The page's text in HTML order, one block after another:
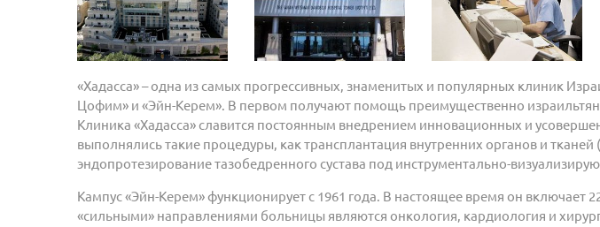
«Хадасса» – одна из самых прогрессивных, знаменитых и популярных клиник
Цофим» и «Эйн-Керем». В первом получают помощь преимущественно
Клиника «Хадасса» славится постоянным внедрением инновационных и
выполнялись такие процедуры, как трансплантация внутренних органов и
эндопротезирование тазобедренного сустава под инструментально-
Кампус «Эйн-Керем» функционирует с 1961 года. В настоящее время он
«сильными» направлениями больницы являются онкология, кардиология и